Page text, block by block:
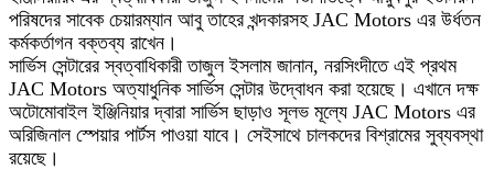
পরিষদের সাবেক চেয়ারম্যান আবু তাহের খন্দকারসহ JAC Motors এর উর্ধতন
কর্মকর্তাগন বক্তব্য রাখেন।
সার্ভিস সেন্টারের স্বত্বাধিকারী তাজুল ইসলাম জানান, নরসিংদীতে এই প্রথম
JAC Motors অত্যাধুনিক সার্ভিস সেন্টার উদ্বোধন করা হয়েছে। এখানে দক্ষ
অটোমোবাইল ইঞ্জিনিয়ার দ্বারা সার্ভিস ছাড়াও সূলভ মূল্যে JAC Motors এর
অরিজিনাল স্পেয়ার পার্টস পাওয়া যাবে। সেইসাথে চালকদের বিশ্রামের সুব্যবস্থা
রয়েছে।